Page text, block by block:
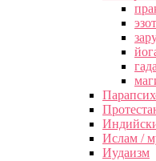
Ислам /
Иудаизм